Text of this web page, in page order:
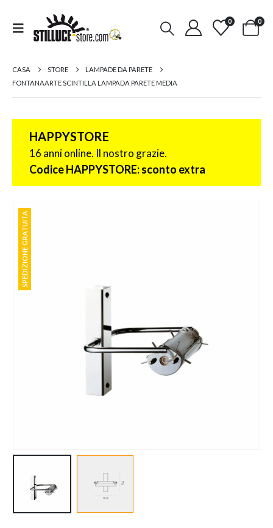
0 0
CASA STORE
LAMPADE DA PARETE
FONTANAARTE SCINTILLA LAMPADA PARETE MEDIA
HAPPYSTORE
16 anni online. Il nostro grazie.
Codice HAPPYSTORE: sconto extra
SPEDIZIONE GRATUITA
SPEDIZIONE GRATUITA